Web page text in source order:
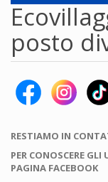
posto
RESTIAMO IN
PER CONOSCERE
PAGINA FACEBOOK